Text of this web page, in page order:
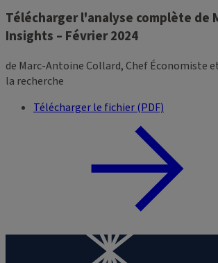
Télécharger l'analyse complète de
Insights – Février 2024
de Marc-Antoine Collard, Chef Économiste
la recherche
Télécharger le fichier (PDF)